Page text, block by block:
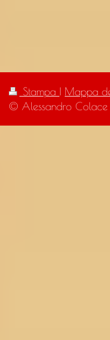
Stampa | Mappa
© Alessandro Colace